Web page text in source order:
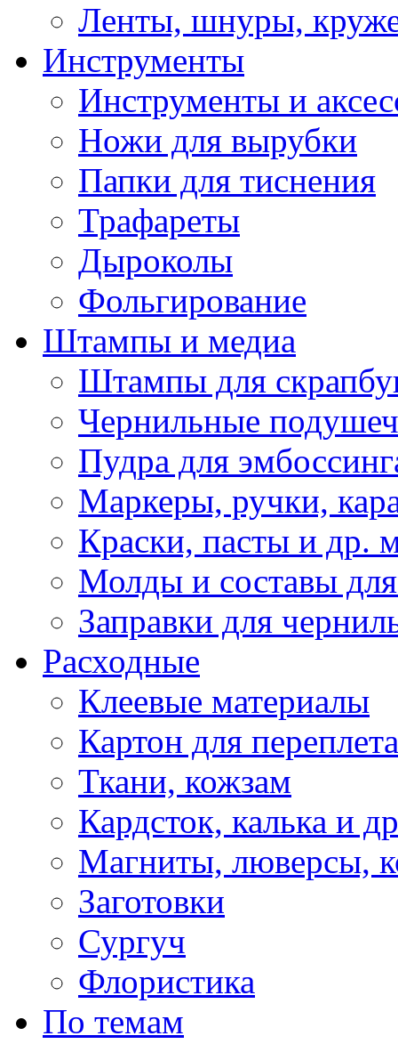
Ленты, шнуры,
Инструменты
Инструменты и
Ножи для вырубки
Папки для тиснения
Трафареты
Дыроколы
Фольгирование
Штампы и медиа
Штампы для
Чернильные
Пудра для
Маркеры, ручки,
Краски, пасты и др.
Молды и составы
Заправки для
Расходные
Клеевые материалы
Картон для переплета
Ткани, кожзам
Кардсток, калька и
Магниты, люверсы,
Заготовки
Сургуч
Флористика
По темам